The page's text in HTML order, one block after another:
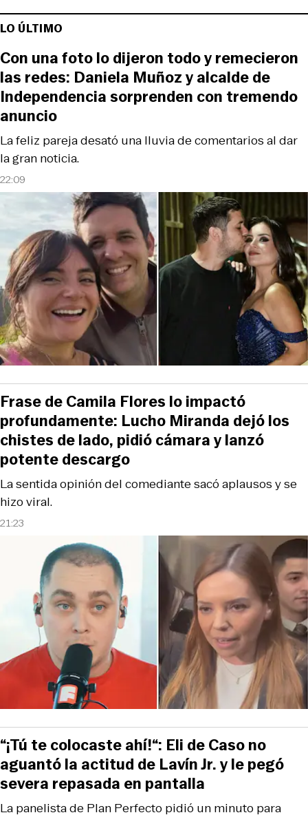
LO ÚLTIMO
22:09
La feliz pareja desató una lluvia de comentarios al dar
la gran noticia.
Con una foto lo dijeron todo y remecieron
las redes: Daniela Muñoz y alcalde de
Independencia sorprenden con tremendo
anuncio
21:23
La sentida opinión del comediante sacó aplausos y se
hizo viral.
Frase de Camila Flores lo impactó
profundamente: Lucho Miranda dejó los
chistes de lado, pidió cámara y lanzó
potente descargo
La panelista de Plan Perfecto pidió un minuto para
“¡Tú te colocaste ahí!“: Eli de Caso no
aguantó la actitud de Lavín Jr. y le pegó
severa repasada en pantalla